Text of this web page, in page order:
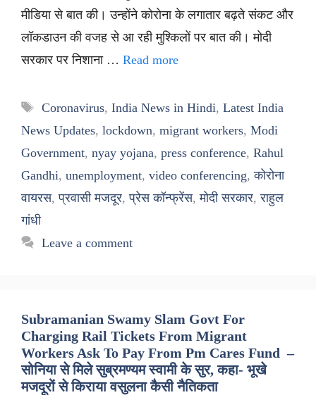
मीडिया से बात की। उन्होंने कोरोना के लगातार बढ़ते संकट और
लॉकडाउन की वजह से आ रही मुश्किलों पर बात की। मोदी
सरकार पर निशाना … Read more
Tags
Coronavirus, India News in Hindi, Latest India
News Updates, lockdown, migrant workers, Modi
Government, nyay yojana, press conference, Rahul
Gandhi, unemployment, video conferencing,कोरोना
वायरस,प्रवासी मजदूर,प्रेस कॉन्फ्रेंस,मोदी सरकार,राहुल
गांधी
Leave a comment
Subramanian Swamy Slam Govt For
Charging Rail Tickets From Migrant
Workers Ask To Pay From Pm Cares Fund –
सोनिया से मिले सुब्रमण्यम स्वामी के सुर, कहा- भूखे
मजदूरों से किराया वसुलना कैसी नैतिकता